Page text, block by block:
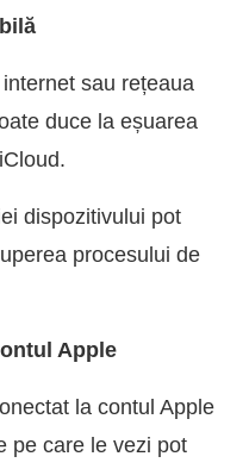
sau rețeaua
duce la eșuarea
dispozitivului pot
procesului de
Apple
la contul Apple
pe care le vezi pot